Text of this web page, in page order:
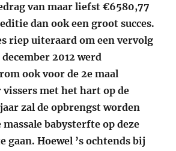
van maar liefst €6580,77
dan ook een groot succes.
riep uiteraard om een vervolg
2012 werd
ook voor de 2e maal
met het hart op de
zal de opbrengst worden
babysterfte op deze
gaan. Hoewel ’s ochtends bij